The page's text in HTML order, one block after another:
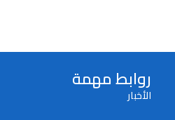
روابط مهمة
الأخبار